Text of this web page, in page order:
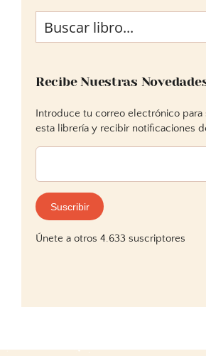
Recibe Nuestras
Introduce tu correo electrónico para
esta librería y recibir notificaciones
Dirección
correo
electrónico:
Suscribir
Únete a otros 4.633 suscriptores